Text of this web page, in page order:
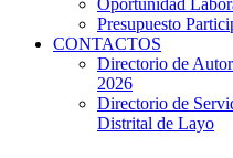
Oportunidad
Presupuesto
CONTACTOS
Directorio de
2026
Directorio de
Distrital de Layo